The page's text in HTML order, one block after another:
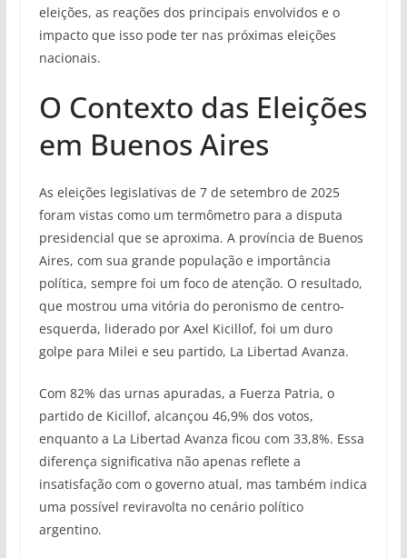
eleições, as reações dos principais envolvidos e o
impacto que isso pode ter nas próximas eleições
nacionais.
O Contexto das Eleições
em Buenos Aires
As eleições legislativas de 7 de setembro de 2025
foram vistas como um termômetro para a disputa
presidencial que se aproxima. A província de Buenos
Aires, com sua grande população e importância
política, sempre foi um foco de atenção. O resultado,
que mostrou uma vitória do peronismo de centro-
esquerda, liderado por Axel Kicillof, foi um duro
golpe para Milei e seu partido, La Libertad Avanza.
Com 82% das urnas apuradas, a Fuerza Patria, o
partido de Kicillof, alcançou 46,9% dos votos,
enquanto a La Libertad Avanza ficou com 33,8%. Essa
diferença significativa não apenas reflete a
insatisfação com o governo atual, mas também indica
uma possível reviravolta no cenário político
argentino.